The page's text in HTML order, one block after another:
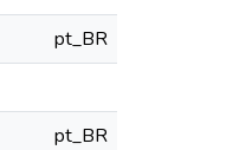
pt_BR
pt_BR